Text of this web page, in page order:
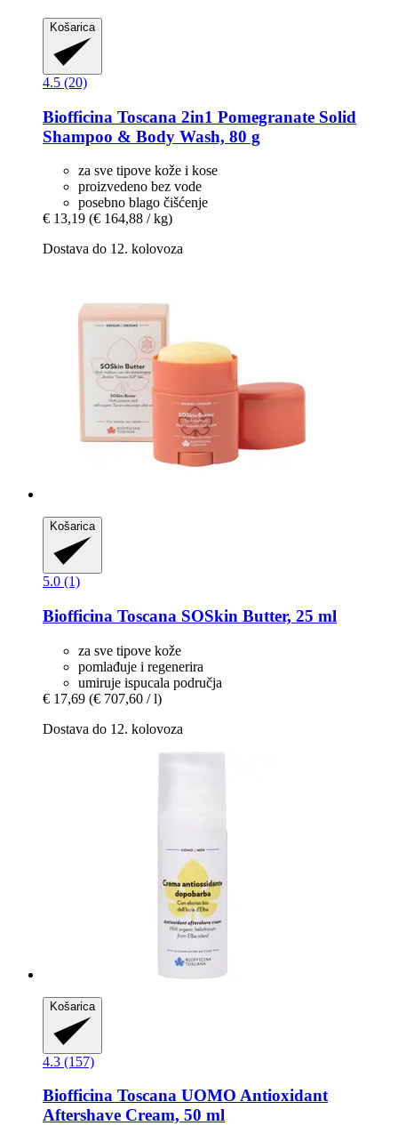
Košarica
4.5 (20)
Biofficina Toscana 2in1 Pomegranate Solid
Shampoo & Body Wash, 80 g
za sve tipove kože i kose
proizvedeno bez vode
posebno blago čišćenje
€ 13,19 (€ 164,88 / kg)
Dostava do 12. kolovoza
Košarica
5.0 (1)
Biofficina Toscana SOSkin Butter, 25 ml
za sve tipove kože
pomlađuje i regenerira
umiruje ispucala područja
€ 17,69 (€ 707,60 / l)
Dostava do 12. kolovoza
Košarica
4.3 (157)
Biofficina Toscana UOMO Antioxidant
Aftershave Cream, 50 ml